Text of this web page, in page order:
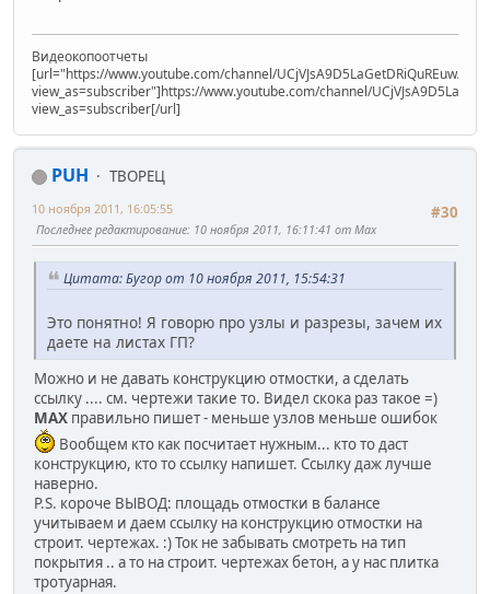
Видеокопоотчеты
[url="https://www.youtube.com/channel/UCjVJsA9D5LaGetDRiQuREuw/
view_as=subscriber"]https://www.youtube.com/channel/
view_as=subscriber[/url]
PUH
ТВОРЕЦ
#30
10 ноября 2011, 16:05:55
Последнее редактирование: 10 ноября 2011, 16:11:41 от Max
Цитата: Бугор от 10 ноября 2011, 15:54:31
Это понятно! Я говорю про узлы и разрезы, зачем их
даете на листах ГП?
Можно и не давать конструкцию отмостки, а сделать
ссылку .... см. чертежи такие то. Видел скока раз такое =)
MAX правильно пишет - меньше узлов меньше ошибок
Вообщем кто как посчитает нужным... кто то даст
конструкцию, кто то ссылку напишет. Ссылку даж лучше
наверно.
P.S. короче ВЫВОД: площадь отмостки в балансе
учитываем и даем ссылку на конструкцию отмостки на
строит. чертежах. :) Ток не забывать смотреть на тип
покрытия .. а то на строит. чертежах бетон, а у нас плитка
тротуарная.